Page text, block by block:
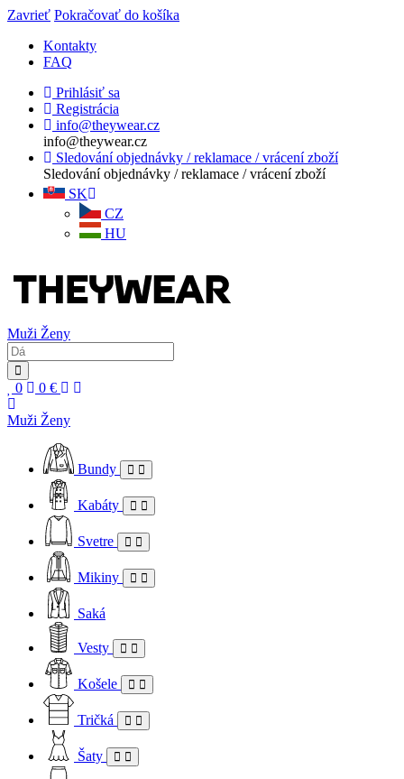
Zavrieť Pokračovať do košíka
Kontakty
FAQ
Prihlásiť sa
Registrácia
info@theywear.cz
info@theywear.cz
Sledování objednávky / reklamace / vrácení zboží
Sledování objednávky / reklamace / vrácení zboží
SK
CZ
HU
Muži Ženy
0 0 €
Muži Ženy
Bundy
Kabáty
Svetre
Mikiny
Saká
Vesty
Košele
Tričká
Šaty